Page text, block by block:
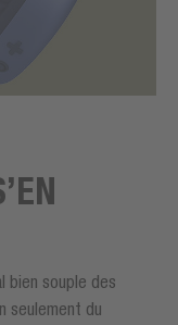
bien souple des
seulement du